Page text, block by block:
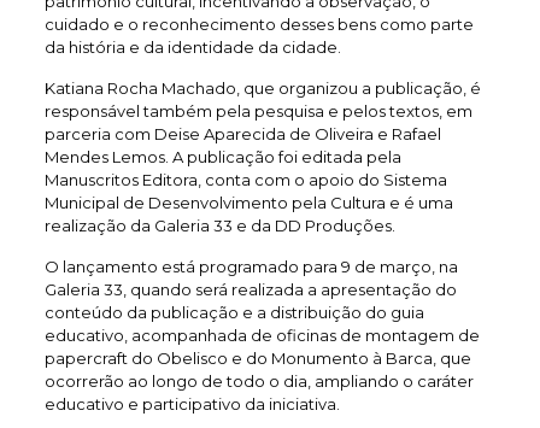
cuidado e o reconhecimento desses bens como parte
da história e da identidade da cidade.
Katiana Rocha Machado, que organizou a publicação, é
responsável também pela pesquisa e pelos textos, em
parceria com Deise Aparecida de Oliveira e Rafael
Mendes Lemos. A publicação foi editada pela
Manuscritos Editora, conta com o apoio do Sistema
Municipal de Desenvolvimento pela Cultura e é uma
realização da Galeria 33 e da DD Produções.
O lançamento está programado para 9 de março, na
Galeria 33, quando será realizada a apresentação do
conteúdo da publicação e a distribuição do guia
educativo, acompanhada de oficinas de montagem de
papercraft do Obelisco e do Monumento à Barca, que
ocorrerão ao longo de todo o dia, ampliando o caráter
educativo e participativo da iniciativa.